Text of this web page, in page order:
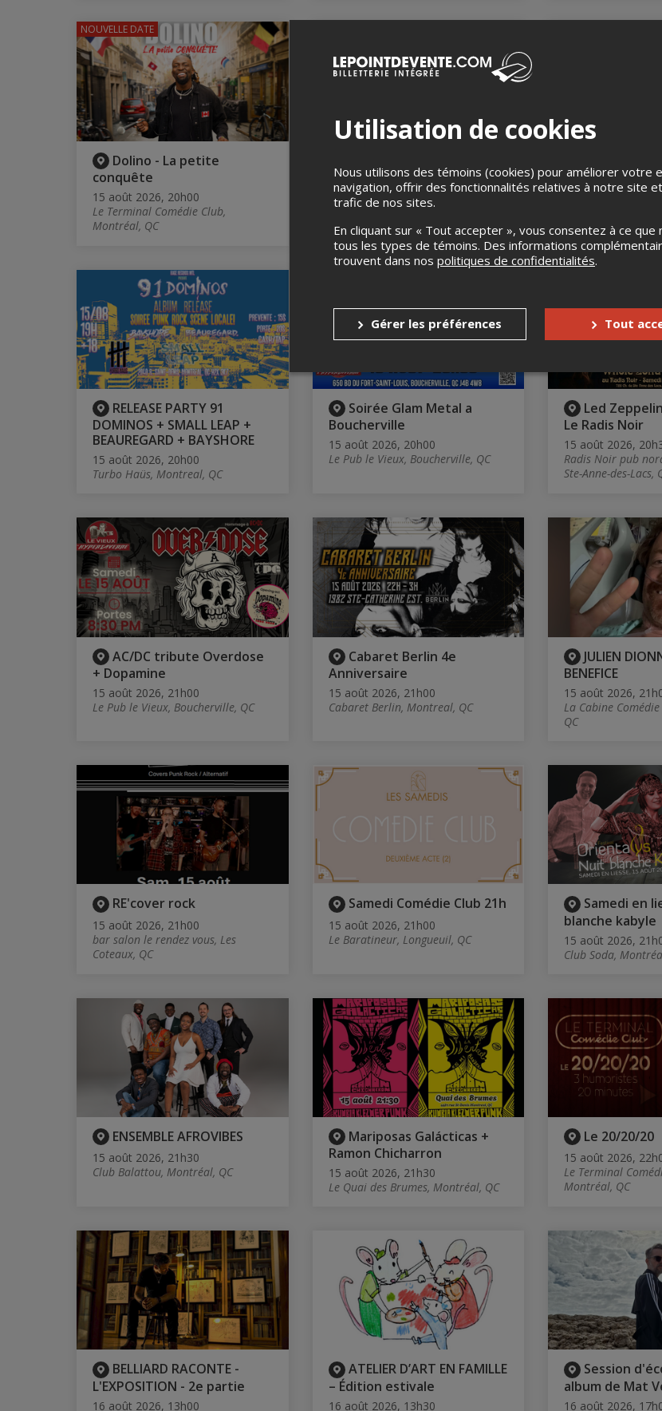
Dolino - La petite
conquête
15 août 2026, 20h00
Le Terminal Comédie Club,
Montréal, QC
NOUVELLE DATE
faibles - saison 11 - 5e
qualification
15 août 2026, 20h00
Projet Tyxna, Montréal, QC
Heat featuring
Serrano
Lenfer, Montreal,
RELEASE PARTY 91
DOMINOS + SMALL LEAP +
BEAUREGARD + BAYSHORE
15 août 2026, 20h00
Turbo Haüs, Montreal, QC
Soirée Glam Metal a
Boucherville
15 août 2026, 20h00
Le Pub le Vieux, Boucherville, QC
Led
Le Radis Noir
15 août 2026,
Radis Noir pub
Ste-Anne-des-Lacs,
AC/DC tribute Overdose
+ Dopamine
15 août 2026, 21h00
Le Pub le Vieux, Boucherville, QC
Cabaret Berlin 4e
Anniversaire
15 août 2026, 21h00
Cabaret Berlin, Montreal, QC
JULIEN
BENEFICE
15 août 2026,
La Cabine
QC
RE'cover rock
15 août 2026, 21h00
bar salon le rendez vous, Les
Coteaux, QC
Samedi Comédie Club 21h
15 août 2026, 21h00
Le Baratineur, Longueuil, QC
Samedi en
blanche kabyle
15 août 2026,
Club Soda,
ENSEMBLE AFROVIBES
15 août 2026, 21h30
Club Balattou, Montréal, QC
Mariposas Galácticas +
Ramon Chicharron
15 août 2026, 21h30
Le Quai des Brumes, Montréal, QC
Le 20/20/20
15 août 2026,
Le Terminal
Montréal, QC
BELLIARD RACONTE -
L'EXPOSITION - 2e partie
16 août 2026, 13h00
ATELIER D’ART EN FAMILLE
– Édition estivale
16 août 2026, 13h30
Session
album de Mat
16 août 2026,
Utilisation de cookies
Nous utilisons des témoins (cookies) pour améliorer votre
navigation, offrir des fonctionnalités relatives à notre site
trafic de nos sites.
En cliquant sur « Tout accepter », vous consentez à ce que
tous les types de témoins. Des informations
trouvent dans nos politiques de confidentialités.
Gérer les préférences Tout